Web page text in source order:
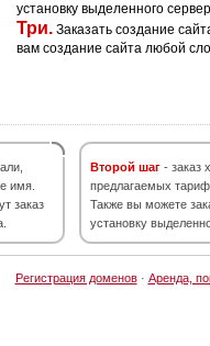
установку выделенного
Три. Заказать создание
вам создание сайта любой
имя.
заказ
Второй шаг - заказ
предлагаемых
Также вы можете
установку
Регистрация доменов· Аренда,